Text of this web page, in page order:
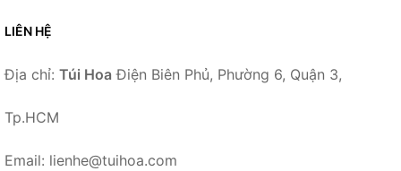
LIÊN HỆ
Địa chỉ: Túi Hoa Điện Biên Phủ, Phường 6, Quận 3,
Tp.HCM
Email: lienhe@tuihoa.com